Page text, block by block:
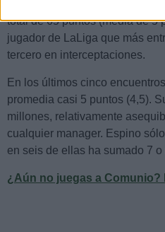
total de 65 puntos (media de 5
jugador de LaLiga que más
tercero en interceptaciones.
En los últimos cinco
promedia casi 5 puntos (4,5).
millones, relativamente
cualquier manager. Espino
en seis de ellas ha sumado 7 o
¿Aún no juegas a Comunio?